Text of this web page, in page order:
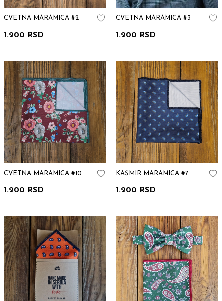
CVETNA MARAMICA #2
1.200 RSD
CVETNA MARAMICA #3
1.200 RSD
CVETNA MARAMICA #10
1.200 RSD
KAŠMIR MARAMICA #7
1.200 RSD